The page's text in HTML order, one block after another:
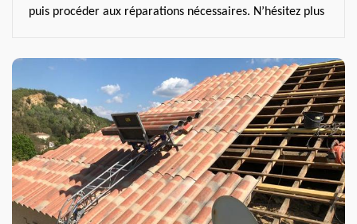
puis procéder aux réparations nécessaires. N’hésitez plus